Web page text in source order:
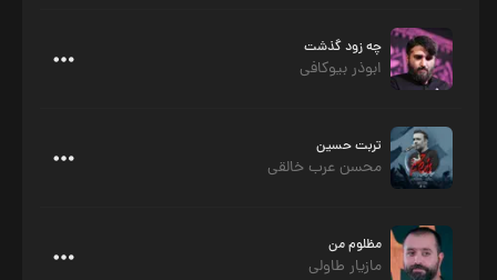
چه زود گذشت
ابوذر بیوکافی
تربت حسین
محسن عرب خالقی
مظلوم من
مازیار طاولی